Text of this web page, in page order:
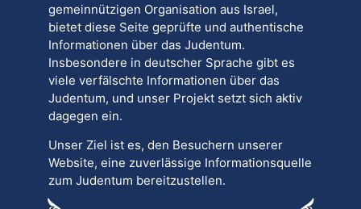
gemeinnützigen Organisation aus Israel,
bietet diese Seite geprüfte und authentische
Informationen über das Judentum.
Insbesondere in deutscher Sprache gibt es
viele verfälschte Informationen über das
Judentum, und unser Projekt setzt sich aktiv
dagegen ein.
Unser Ziel ist es, den Besuchern unserer
Website, eine zuverlässige Informationsquelle
zum Judentum bereitzustellen.